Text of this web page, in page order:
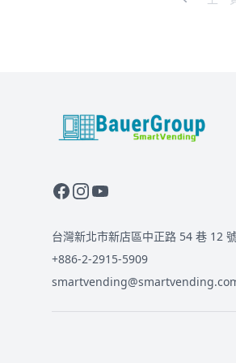
BauerGroup Tech
台灣新北市新店區中正路 54 巷 12
+886-2-2915-5909